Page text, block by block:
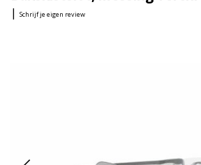
| Schrijf je eigen review